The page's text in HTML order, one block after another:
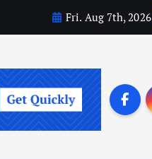
Fri. Aug 7th, 2026